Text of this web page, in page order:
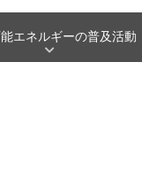
エネルギーの普及活動